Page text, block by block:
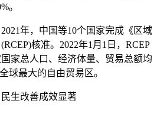
。
年，中国等10个国家完成《区域
核准。2022年1月1日，RCEP
家总人口、经济体量、贸易总额均
球最大的自由贸易区。
生改善成效显著